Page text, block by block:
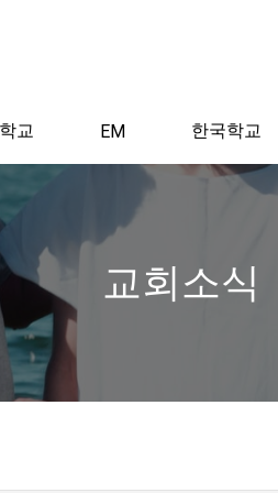
교 EM 한국학교
교회소식